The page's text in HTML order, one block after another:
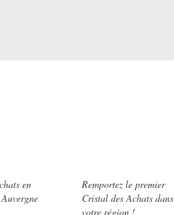
en
Remportez le premier
Cristal des Achats dans
votre région !